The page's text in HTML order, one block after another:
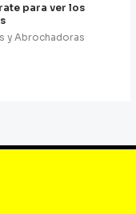
para ver los
y Abrochadoras